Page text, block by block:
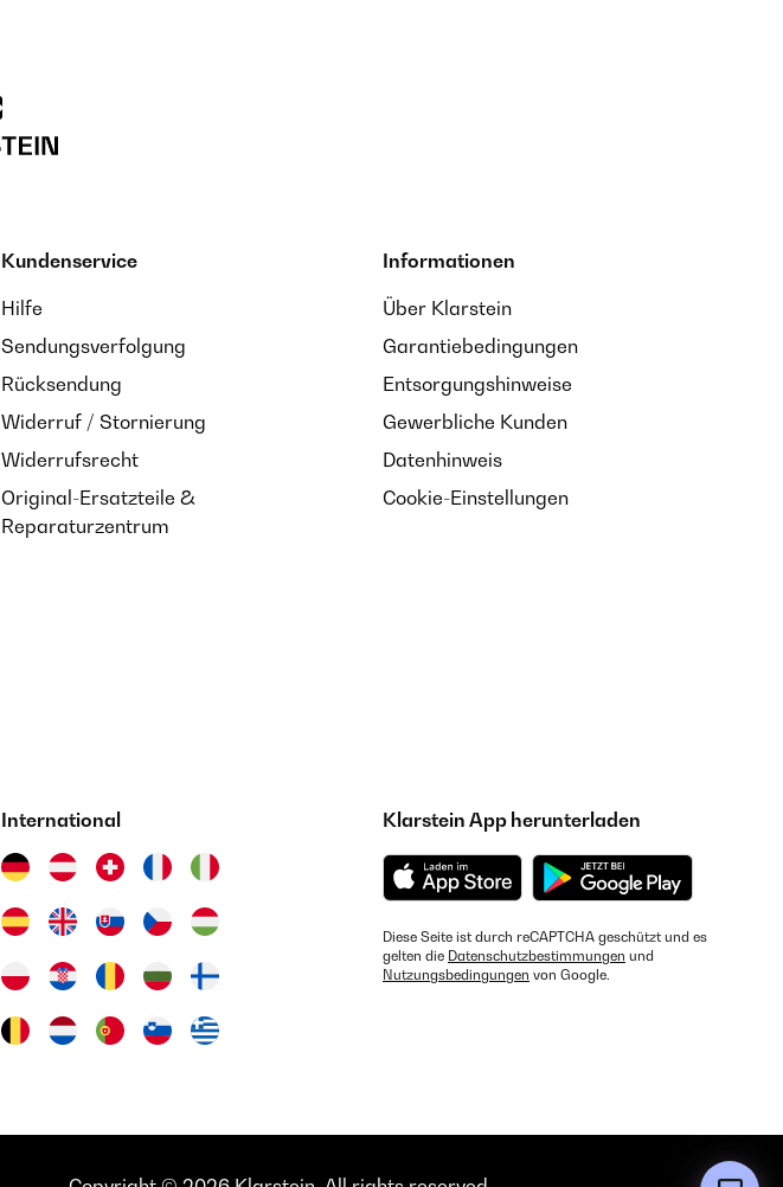
Kundenservice
Hilfe
Sendungsverfolgung
Rücksendung
Widerruf / Stornierung
Widerrufsrecht
Original-Ersatzteile &
Reparaturzentrum
Informationen
Über Klarstein
Garantiebedingungen
Entsorgungshinweise
Gewerbliche Kunden
Datenhinweis
Cookie-Einstellungen
International Klarstein App herunterladen
Diese Seite ist durch reCAPTCHA geschützt und es
gelten die Datenschutzbestimmungen und
Nutzungsbedingungen von Google.